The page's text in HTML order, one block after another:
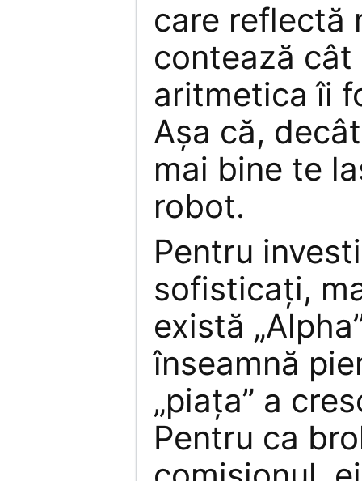
care reflectă
contează
aritmetica îi
Aşa că,
mai bine te
robot.
Pentru
sofisticaţi,
există
înseamnă
„piaţa” a
Pentru ca